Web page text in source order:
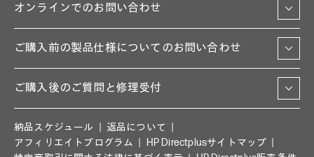
オンラインでのお問い合わせ
ご購入前の製品仕様についてのお問い合わせ
ご購入後のご質問と修理受付
納品スケジュール
返品について
アフィリエイトプログラム
HP Directplusサイトマップ